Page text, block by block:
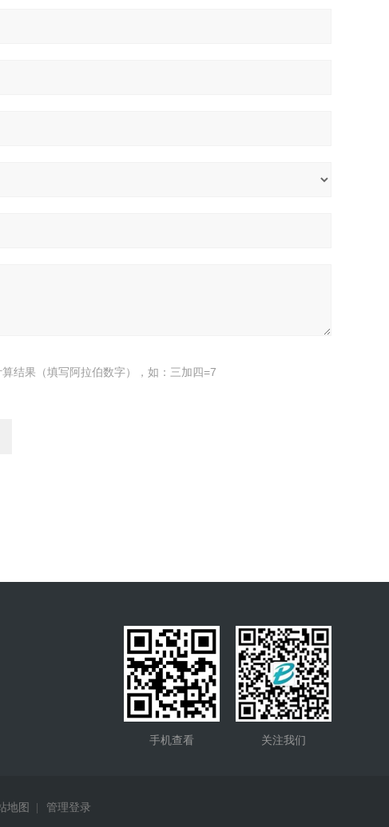
结果（填写阿拉伯数字），如：三加四=7
关注我们
手机查看
地图 管理登录